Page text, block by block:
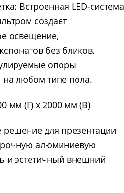
Встроенная LED-система
создает
освещение,
без бликов.
опоры
на любом типе пола.
мм (Г) х 2000 мм (В)
для презентации
алюминиевую
и эстетичный внешний